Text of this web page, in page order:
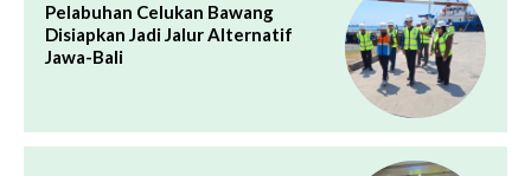
Pelabuhan Celukan Bawang
Disiapkan Jadi Jalur Alternatif
Jawa-Bali